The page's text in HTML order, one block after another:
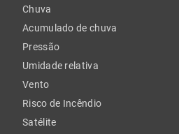
Chuva
Acumulado de chuva
Pressão
Umidade relativa
Vento
Risco de Incêndio
Satélite